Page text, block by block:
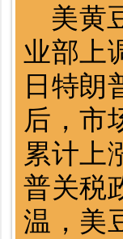
美黄
业部上
日特朗
后，市
累计上
普关税
温，美